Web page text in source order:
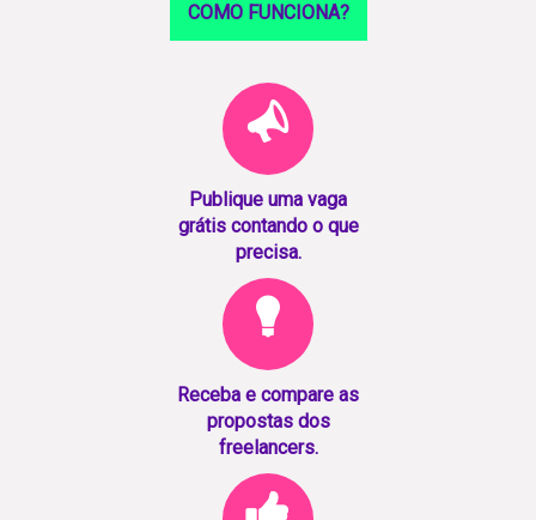
COMO FUNCIONA?
Publique uma vaga
grátis contando o que
precisa.
Receba e compare as
propostas dos
freelancers.